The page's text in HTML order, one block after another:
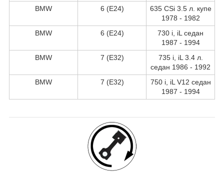
BMW
6 (E24)
635 CSi 3.5 л. купе
1978 - 1982
BMW
6 (E24)
730 i, iL седан
1987 - 1994
BMW
7 (E32)
735 i, iL 3.4 л.
седан 1986 - 1992
BMW
7 (E32)
750 i, iL V12 седан
1987 - 1994